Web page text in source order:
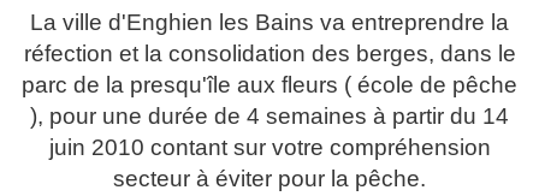
La ville d'Enghien les Bains va entreprendre la
réfection et la consolidation des berges, dans le
parc de la presqu'île aux fleurs ( école de pêche
), pour une durée de 4 semaines à partir du 14
juin 2010 contant sur votre compréhension
secteur à éviter pour la pêche.